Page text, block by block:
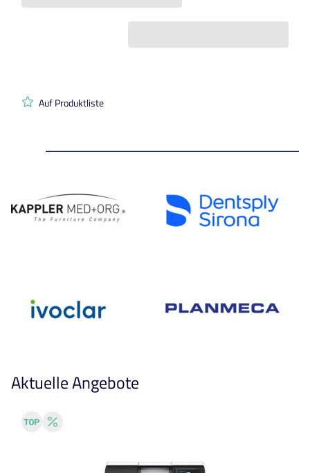
Auf Produktliste
Aktuelle Angebote